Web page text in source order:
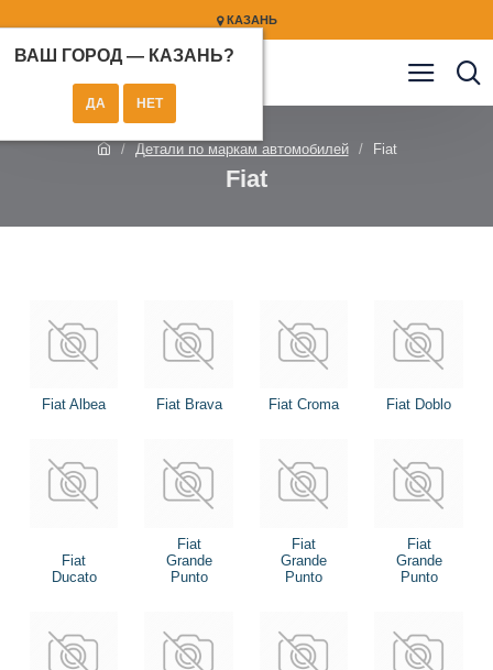
КАЗАНЬ
ВАШ ГОРОД — КАЗАНЬ?
Детали по маркам автомобилей Fiat
Fiat
Fiat Albea Fiat Brava Fiat Croma Fiat Doblo
Fiat
Ducato
Fiat
Grande
Punto
Fiat
Grande
Punto
Fiat
Grande
Punto